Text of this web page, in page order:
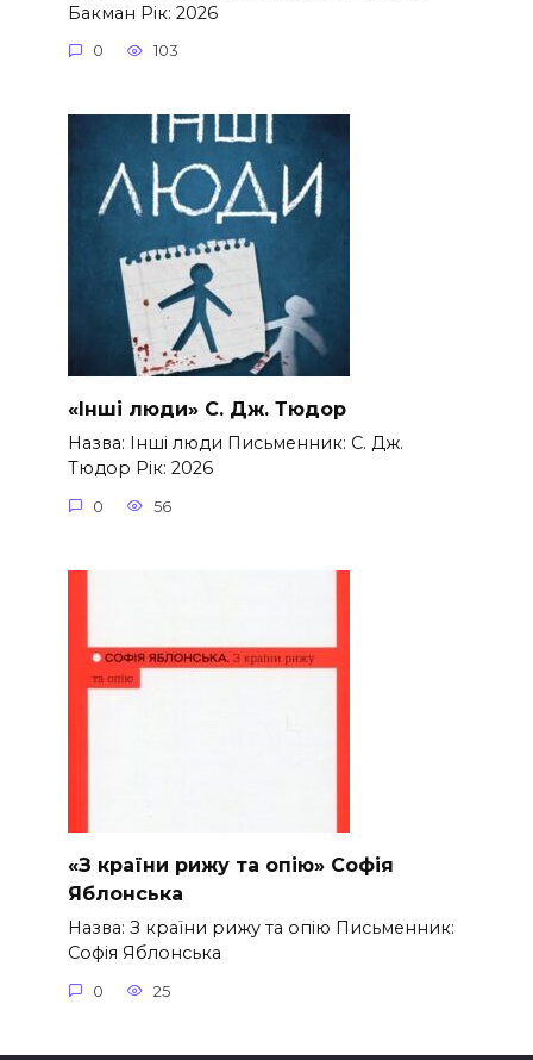
Бакман Рік: 2026
0 103
«Інші люди» С. Дж. Тюдор
Назва: Інші люди Письменник: С. Дж.
Тюдор Рік: 2026
0 56
«З країни рижу та опію» Софія
Яблонська
Назва: З країни рижу та опію Письменник:
Софія Яблонська
0 25